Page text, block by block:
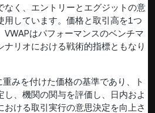
なく、エントリーとエグジットの意
用しています。価格と取引高を1つ
はパフォーマンスのベンチマ
ナリオにおける戦術的指標ともなり
みを付けた価格の基準であり、ト
し、機関の関与を評価し、日内およ
ける取引実行の意思決定を向上さ